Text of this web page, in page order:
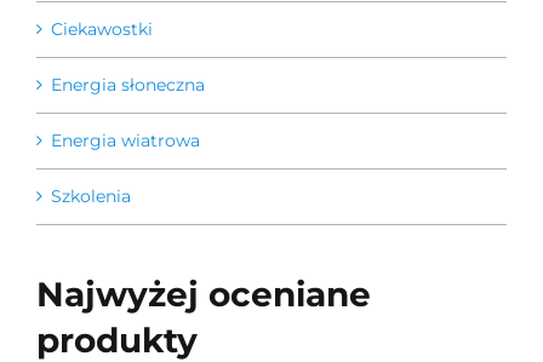
Ciekawostki
Energia słoneczna
Energia wiatrowa
Szkolenia
Najwyżej oceniane
produkty